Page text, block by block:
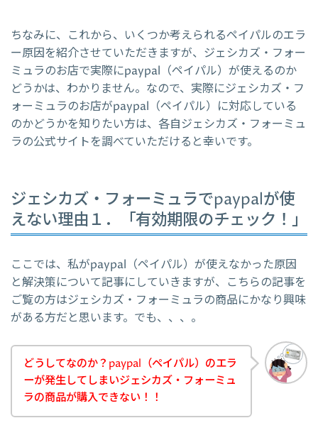
ちなみに、これから、いくつか考えられるペイパルのエラ
ー原因を紹介させていただきますが、ジェシカズ・フォー
ミュラのお店で実際にpaypal（ペイパル）が使えるのか
どうかは、わかりません。なので、実際にジェシカズ・フ
ォーミュラのお店がpaypal（ペイパル）に対応している
のかどうかを知りたい方は、各自ジェシカズ・フォーミュ
ラの公式サイトを調べていただけると幸いです。
ジェシカズ・フォーミュラでpaypalが使
えない理由１．「有効期限のチェック！」
ここでは、私がpaypal（ペイパル）が使えなかった原因
と解決策について記事にしていきますが、こちらの記事を
ご覧の方はジェシカズ・フォーミュラの商品にかなり興味
がある方だと思います。でも、、、。
どうしてなのか？paypal（ペイパル）のエラ
ーが発生してしまいジェシカズ・フォーミュ
ラの商品が購入できない！！